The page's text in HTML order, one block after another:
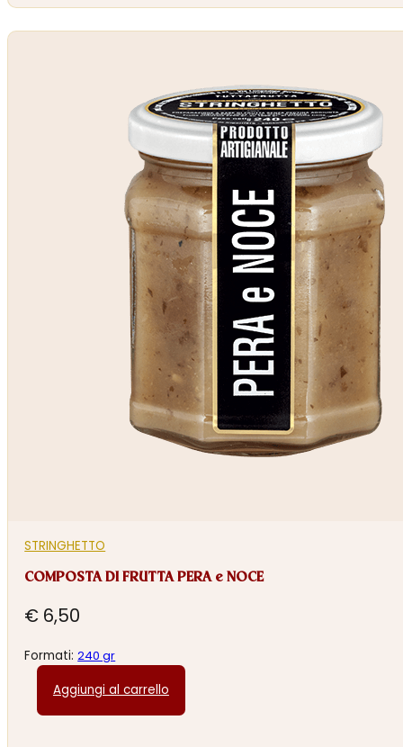
STRINGHETTO
COMPOSTA DI FRUTTA PERA e NOCE
€ 6,50
Formati:240 gr
Aggiungi al carrello